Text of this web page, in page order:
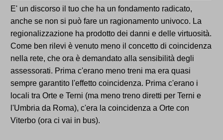
E' un discorso il tuo che ha un fondamento radicato,
anche se non si può fare un ragionamento univoco. La
regionalizzazione ha prodotto dei danni e delle virtuosità.
Come ben rilevi è venuto meno il concetto di coincidenza
nella rete, che ora è demandato alla sensibilità degli
assessorati. Prima c'erano meno treni ma era quasi
sempre garantito l'effetto coincidenza. Prima c'erano i
locali tra Orte e Terni (ma meno treno diretti per Terni e
l'Umbria da Roma), c'era la coincidenza a Orte con
Viterbo (ora ci vai in bus).